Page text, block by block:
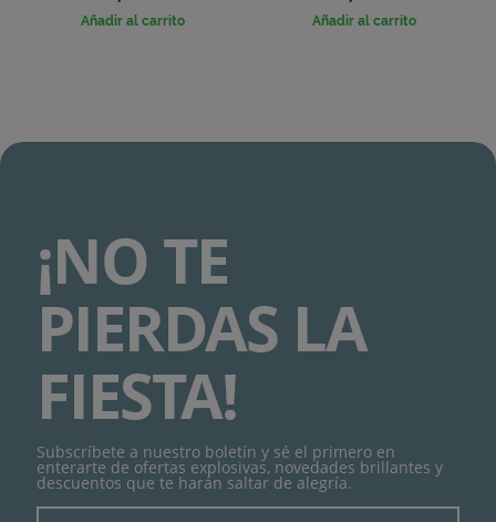
Añadir al carrito Añadir al carrito
¡NO TE
PIERDAS LA
FIESTA!
Subscríbete a nuestro boletín y sé el primero en
enterarte de ofertas explosivas, novedades brillantes y
descuentos que te harán saltar de alegría.